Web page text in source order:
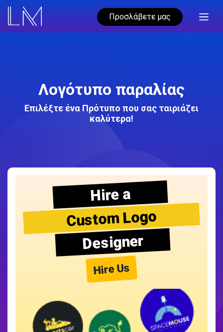
Προσλάβετε μας
Λογότυπο παραλίας
Επιλέξτε ένα Πρότυπο που σας ταιριάζει
καλύτερα!
Hire a
Custom Logo
Designer
Hire Us